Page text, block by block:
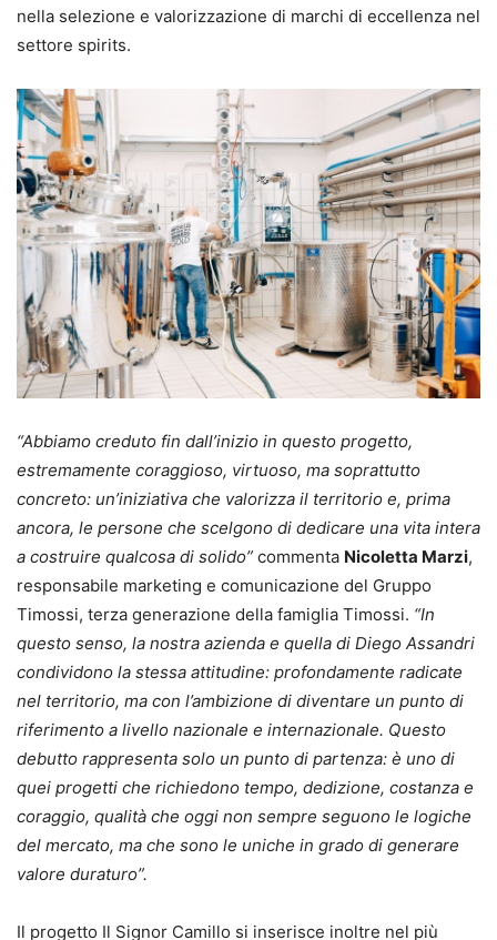
nella selezione e valorizzazione di marchi di eccellenza nel
settore spirits.
“Abbiamo creduto fin dall’inizio in questo progetto,
estremamente coraggioso, virtuoso, ma soprattutto
concreto: un’iniziativa che valorizza il territorio e, prima
ancora, le persone che scelgono di dedicare una vita intera
a costruire qualcosa di solido” commenta Nicoletta Marzi,
responsabile marketing e comunicazione del Gruppo
Timossi, terza generazione della famiglia Timossi. “In
questo senso, la nostra azienda e quella di Diego Assandri
condividono la stessa attitudine: profondamente radicate
nel territorio, ma con l’ambizione di diventare un punto di
riferimento a livello nazionale e internazionale. Questo
debutto rappresenta solo un punto di partenza: è uno di
quei progetti che richiedono tempo, dedizione, costanza e
coraggio, qualità che oggi non sempre seguono le logiche
del mercato, ma che sono le uniche in grado di generare
valore duraturo”.
Il progetto Il Signor Camillo si inserisce inoltre nel più